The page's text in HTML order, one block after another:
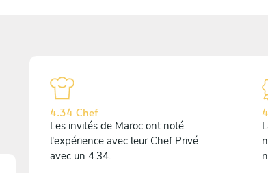
4.34 Chef
Les invités de Maroc ont noté
l'expérience avec leur Chef Privé
avec un 4.34.